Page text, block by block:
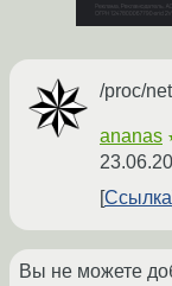
/proc/
ananas
Ссылка
Вы не можете